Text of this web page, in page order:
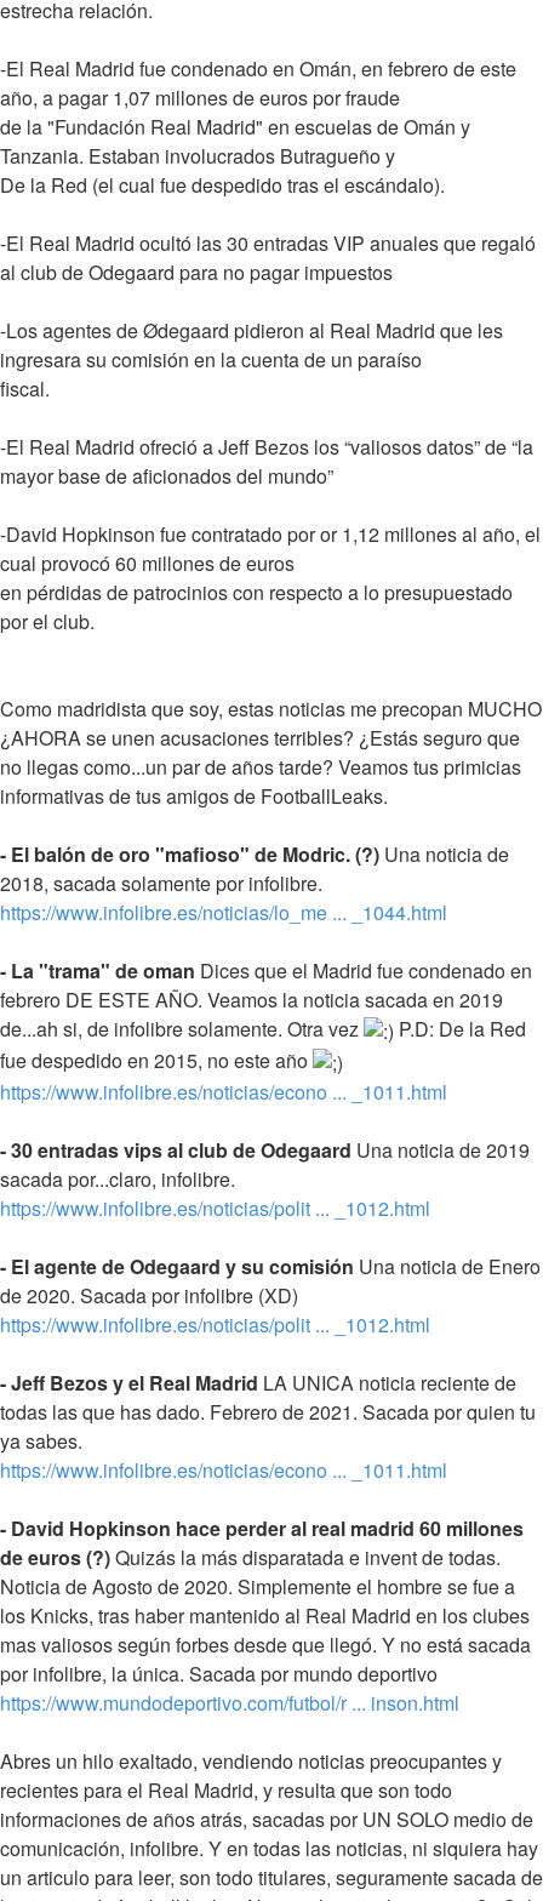
estrecha relación.
-El Real Madrid fue condenado en Omán, en febrero de este
año, a pagar 1,07 millones de euros por fraude
de la "Fundación Real Madrid" en escuelas de Omán y
Tanzania. Estaban involucrados Butragueño y
De la Red (el cual fue despedido tras el escándalo).
-El Real Madrid ocultó las 30 entradas VIP anuales que regaló
al club de Odegaard para no pagar impuestos
-Los agentes de Ødegaard pidieron al Real Madrid que les
ingresara su comisión en la cuenta de un paraíso
fiscal.
-El Real Madrid ofreció a Jeff Bezos los “valiosos datos” de “la
mayor base de aficionados del mundo”
-David Hopkinson fue contratado por or 1,12 millones al año, el
cual provocó 60 millones de euros
en pérdidas de patrocinios con respecto a lo presupuestado
por el club.
Como madridista que soy, estas noticias me precopan MUCHO
¿AHORA se unen acusaciones terribles? ¿Estás seguro que
no llegas como...un par de años tarde? Veamos tus primicias
informativas de tus amigos de FootballLeaks.
- El balón de oro "mafioso" de Modric. (?) Una noticia de
2018, sacada solamente por infolibre.
https://www.infolibre.es/noticias/lo_me ... _1044.html
- La "trama" de oman Dices que el Madrid fue condenado en
febrero DE ESTE AÑO. Veamos la noticia sacada en 2019
de...ah si, de infolibre solamente. Otra vez
P.D: De la Red
fue despedido en 2015, no este año
https://www.infolibre.es/noticias/econo ... _1011.html
- 30 entradas vips al club de Odegaard Una noticia de 2019
sacada por...claro, infolibre.
https://www.infolibre.es/noticias/polit ... _1012.html
- El agente de Odegaard y su comisión Una noticia de Enero
de 2020. Sacada por infolibre (XD)
https://www.infolibre.es/noticias/polit ... _1012.html
- Jeff Bezos y el Real Madrid LA UNICA noticia reciente de
todas las que has dado. Febrero de 2021. Sacada por quien tu
ya sabes.
https://www.infolibre.es/noticias/econo ... _1011.html
- David Hopkinson hace perder al real madrid 60 millones
de euros (?)Quizás la más disparatada e invent de todas.
Noticia de Agosto de 2020. Simplemente el hombre se fue a
los Knicks, tras haber mantenido al Real Madrid en los clubes
mas valiosos según forbes desde que llegó. Y no está sacada
por infolibre, la única. Sacada por mundo deportivo
https://www.mundodeportivo.com/futbol/r ... inson.html
Abres un hilo exaltado, vendiendo noticias preocupantes y
recientes para el Real Madrid, y resulta que son todo
informaciones de años atrás, sacadas por UN SOLO medio de
comunicación, infolibre. Y en todas las noticias, ni siquiera hay
un articulo para leer, son todo titulares, seguramente sacada de